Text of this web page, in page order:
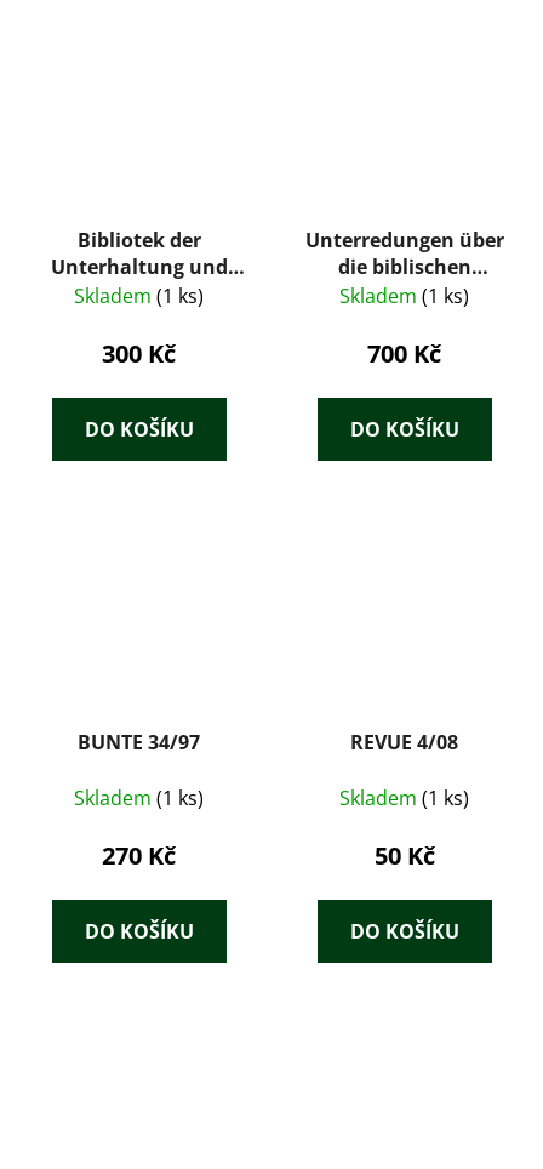
Bibliotek der
Unterhaltung und
des Wissens.
1904
Skladem (1 ks)
300 Kč
DO KOŠÍKU
Unterredungen über
die biblischen
Geschichten: ein
Handbuch für
Seminaristen und
Präparanden. Altes
Skladem (1 ks)
700 Kč
DO KOŠÍKU
BUNTE 34/97
Skladem (1 ks)
270 Kč
DO KOŠÍKU
REVUE 4/08
Skladem (1 ks)
50 Kč
DO KOŠÍKU